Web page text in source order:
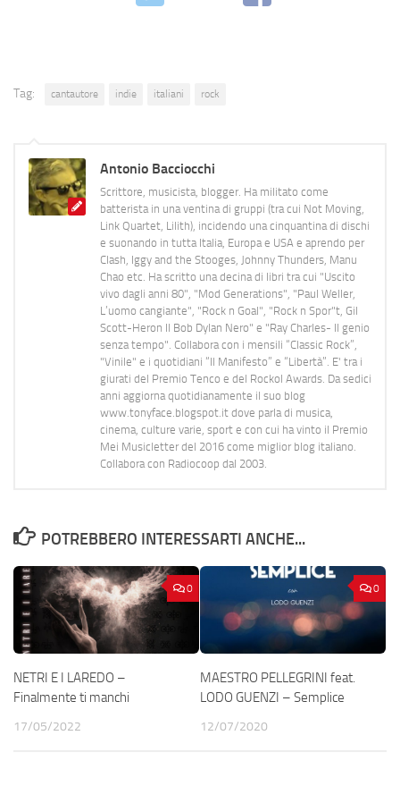
Tag: cantautore indie italiani rock
Antonio Bacciocchi
Scrittore, musicista, blogger. Ha militato come
batterista in una ventina di gruppi (tra cui Not Moving,
Link Quartet, Lilith), incidendo una cinquantina di dischi
e suonando in tutta Italia, Europa e USA e aprendo per
Clash, Iggy and the Stooges, Johnny Thunders, Manu
Chao etc. Ha scritto una decina di libri tra cui "Uscito
vivo dagli anni 80", "Mod Generations", "Paul Weller,
L’uomo cangiante", "Rock n Goal", "Rock n Spor"t, Gil
Scott-Heron Il Bob Dylan Nero" e "Ray Charles- Il genio
senza tempo". Collabora con i mensili “Classic Rock”,
"Vinile" e i quotidiani “Il Manifesto” e “Libertà”. E' tra i
giurati del Premio Tenco e del Rockol Awards. Da sedici
anni aggiorna quotidianamente il suo blog
www.tonyface.blogspot.it dove parla di musica,
cinema, culture varie, sport e con cui ha vinto il Premio
Mei Musicletter del 2016 come miglior blog italiano.
Collabora con Radiocoop dal 2003.
POTREBBERO INTERESSARTI ANCHE...
0
NETRI E I LAREDO –
Finalmente ti manchi
17/05/2022
0
MAESTRO PELLEGRINI feat.
LODO GUENZI – Semplice
12/07/2020